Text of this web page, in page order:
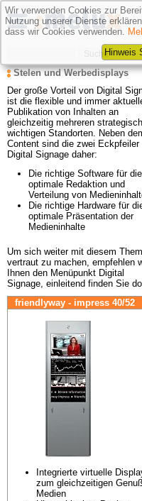
Stelen und Werbedisplays
Der große Vorteil von Digital
ist die flexible und immer
Publikation von Inhalten an
gleichzeitig mehreren strategisch
wichtigen Standorten. Neben
Content sind die zwei Eckpfeiler
Digital Signage daher:
Die richtige Software für die
optimale Redaktion und
Verteilung von
Die richtige Hardware für
optimale Präsentation der
Medieninhalte
Um sich weiter mit diesem
vertraut zu machen, empfehlen
Ihnen den Menüpunkt Digital
Signage, einleitend finden Sie
friendlyway - impress 40/52
Integrierte virtuelle
zum gleichzeitigen
Medien
Wir verwenden Cookies zur
Nutzung unserer Dienste
dass wir Cookies verwenden.
Hinweis